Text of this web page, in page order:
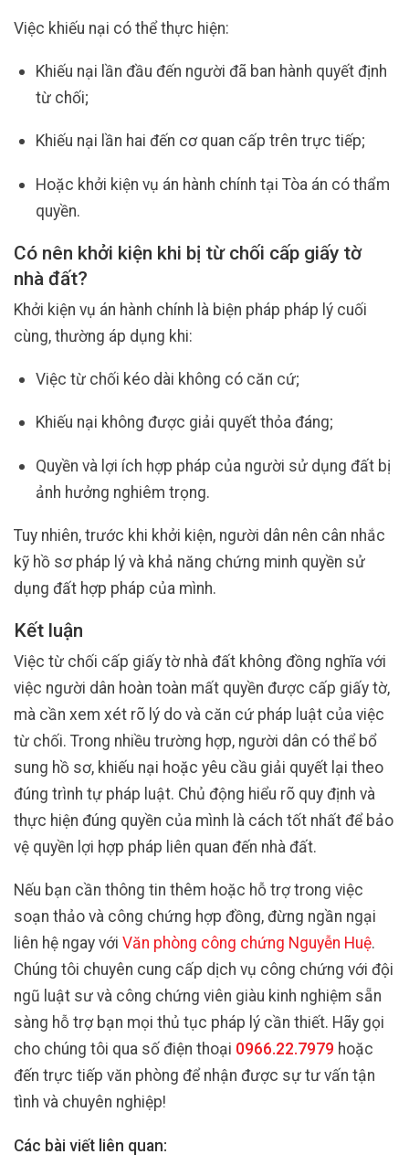
Việc khiếu nại có thể thực hiện:
Khiếu nại lần đầu đến người đã ban hành quyết định
từ chối;
Khiếu nại lần hai đến cơ quan cấp trên trực tiếp;
Hoặc khởi kiện vụ án hành chính tại Tòa án có thẩm
quyền.
Có nên khởi kiện khi bị từ chối cấp giấy tờ
nhà đất?
Khởi kiện vụ án hành chính là biện pháp pháp lý cuối
cùng, thường áp dụng khi:
Việc từ chối kéo dài không có căn cứ;
Khiếu nại không được giải quyết thỏa đáng;
Quyền và lợi ích hợp pháp của người sử dụng đất bị
ảnh hưởng nghiêm trọng.
Tuy nhiên, trước khi khởi kiện, người dân nên cân nhắc
kỹ hồ sơ pháp lý và khả năng chứng minh quyền sử
dụng đất hợp pháp của mình.
Kết luận
Việc từ chối cấp giấy tờ nhà đất không đồng nghĩa với
việc người dân hoàn toàn mất quyền được cấp giấy tờ,
mà cần xem xét rõ lý do và căn cứ pháp luật của việc
từ chối. Trong nhiều trường hợp, người dân có thể bổ
sung hồ sơ, khiếu nại hoặc yêu cầu giải quyết lại theo
đúng trình tự pháp luật. Chủ động hiểu rõ quy định và
thực hiện đúng quyền của mình là cách tốt nhất để bảo
vệ quyền lợi hợp pháp liên quan đến nhà đất.
Nếu bạn cần thông tin thêm hoặc hỗ trợ trong việc
soạn thảo và công chứng hợp đồng, đừng ngần ngại
liên hệ ngay với Văn phòng công chứng Nguyễn Huệ.
Chúng tôi chuyên cung cấp dịch vụ công chứng với đội
ngũ luật sư và công chứng viên giàu kinh nghiệm sẵn
sàng hỗ trợ bạn mọi thủ tục pháp lý cần thiết. Hãy gọi
cho chúng tôi qua số điện thoại 0966.22.7979 hoặc
đến trực tiếp văn phòng để nhận được sự tư vấn tận
tình và chuyên nghiệp!
Các bài viết liên quan: